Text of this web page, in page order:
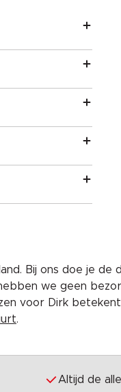
Bij ons doe je
we geen
voor Dirk
.
Altijd de